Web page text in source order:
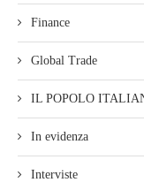
Finance
Global Trade
IL POPOLO
In evidenza
Interviste